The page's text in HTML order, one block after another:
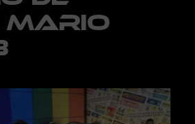
MARIO